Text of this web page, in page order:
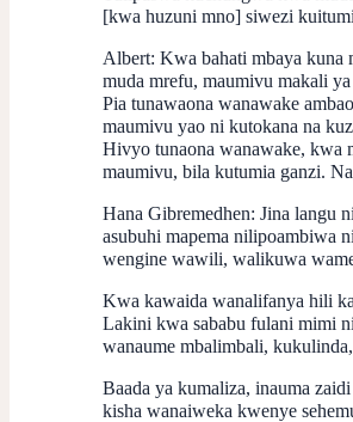
[kwa huzuni mno] siwezi
Albert: Kwa bahati mbaya kuna
muda mrefu, maumivu makali
Pia tunawaona wanawake
maumivu yao ni kutokana na
Hivyo tunaona wanawake, kwa
maumivu, bila kutumia ganzi.
Hana Gibremedhen: Jina langu
asubuhi mapema nilipoambiwa
wengine wawili, walikuwa
Kwa kawaida wanalifanya hili
Lakini kwa sababu fulani mimi
wanaume mbalimbali,
Baada ya kumaliza, inauma
kisha wanaiweka kwenye